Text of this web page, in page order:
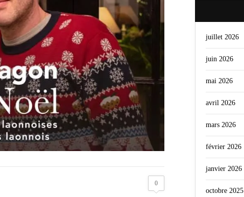
0
juillet 2026
juin 2026
mai 2026
avril 2026
mars 2026
février 2026
janvier 2026
octobre 2025